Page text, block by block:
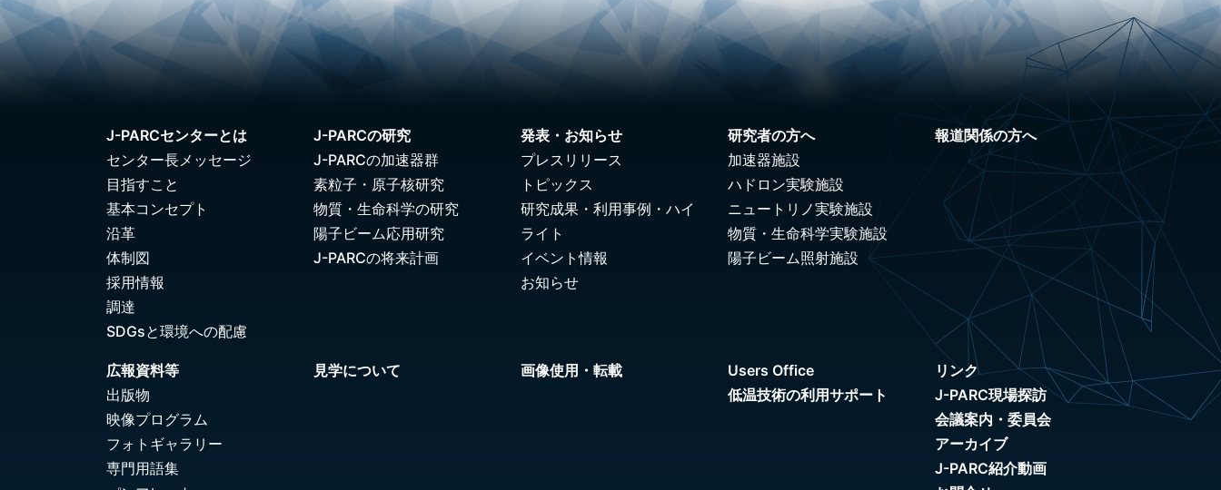
J-PARCセンターとは
センター長メッセージ
目指すこと
基本コンセプト
沿革
体制図
採用情報
調達
SDGsと環境への配慮
J-PARCの研究
J-PARCの加速器群
素粒子・原子核研究
物質・生命科学の研究
陽子ビーム応用研究
J-PARCの将来計画
発表・お知らせ
プレスリリース
トピックス
研究成果・利用事例・ハイ
ライト
イベント情報
お知らせ
研究者の方へ
加速器施設
ハドロン実験施設
ニュートリノ実験施設
物質・生命科学実験施設
陽子ビーム照射施設
報道関係の方へ
広報資料等
出版物
映像プログラム
フォトギャラリー
専門用語集
見学について 画像使用・転載
Users Office
低温技術の利用サポート
リンク
J-PARC現場探訪
会議案内・委員会
アーカイブ
J-PARC紹介動画